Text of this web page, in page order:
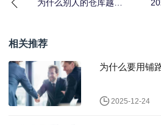
为什么别人的仓库越扩
相关推荐
为什么要用铺
2025-12-24